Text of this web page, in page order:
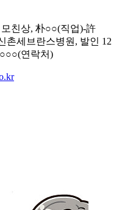
친상, 朴○○(직업)-許
촌세브란스병원, 발인 12
연락처)